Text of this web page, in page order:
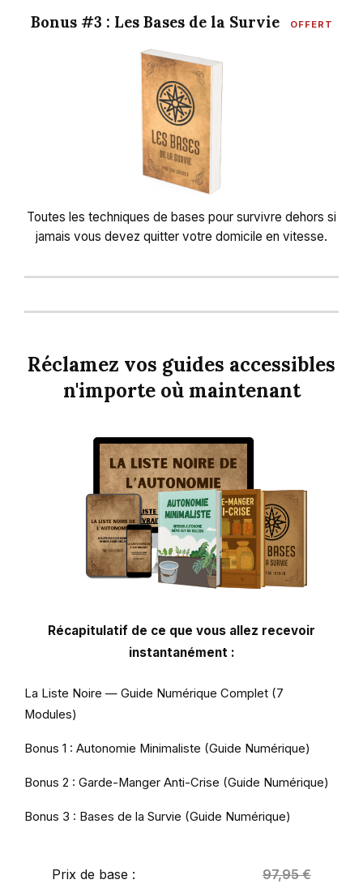
Bonus #3 : Les Bases de la Survie OFFERT
Toutes les techniques de bases pour survivre dehors si
jamais vous devez quitter votre domicile en vitesse.
Réclamez vos guides accessibles
n'importe où maintenant
Récapitulatif de ce que vous allez recevoir
instantanément :
La Liste Noire — Guide Numérique Complet (7
Modules)
Bonus 1 : Autonomie Minimaliste (Guide Numérique)
Bonus 2 : Garde-Manger Anti-Crise (Guide Numérique)
Bonus 3 : Bases de la Survie (Guide Numérique)
Prix de base :
97,95 €